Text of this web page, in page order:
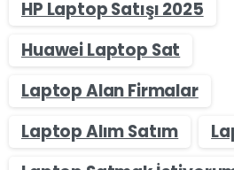
HP Laptop Satışı 2025
Huawei Laptop Sat
Laptop Alan Firmalar
Laptop Alım Satım